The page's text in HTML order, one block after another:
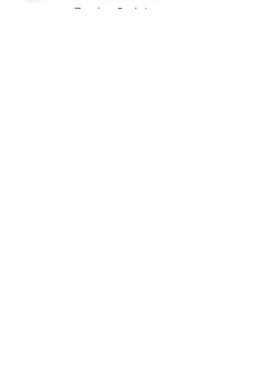
​Zondag: Gesloten